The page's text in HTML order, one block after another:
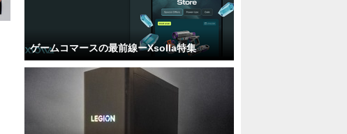
ゲームコマースの最前線ーXsolla特集